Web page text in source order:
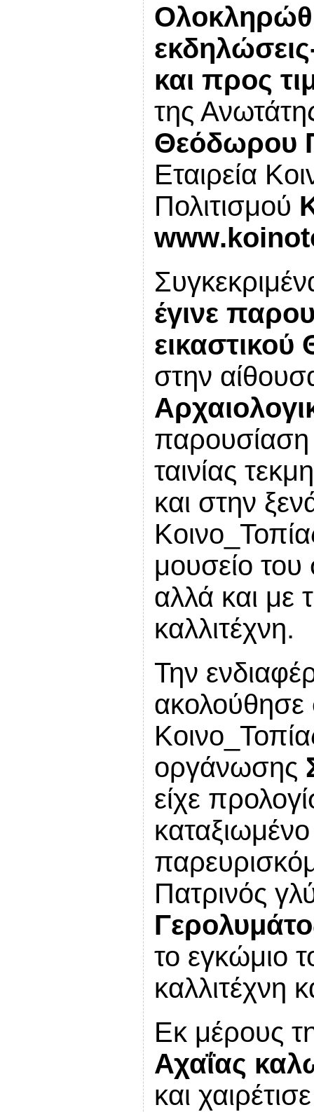
και προς
της
Θεόδωρου
Εταιρεία
Πολιτισμού
www.
έγινε
στην
ταινίας
και στην
μουσείο
αλλά και με
καλλιτέχνη.
Την
ακολούθησε
οργάνωσης
είχε
Πατρινός
το εγκώμιο
καλλιτέχνη
Εκ μέρους
Αχαΐας
και